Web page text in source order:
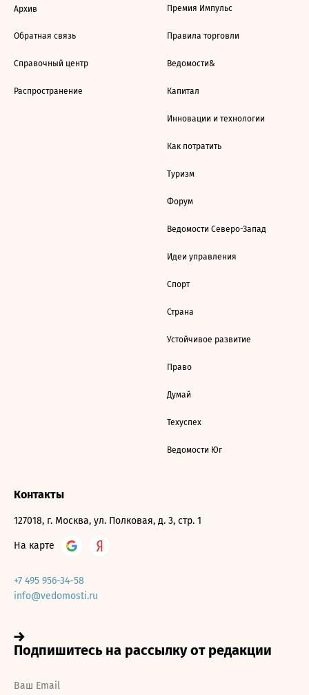
Архив
Обратная связь
Справочный центр
Распространение
Премия Импульс
Правила торговли
Ведомости&
Капитал
Инновации и технологии
Как потратить
Туризм
Форум
Ведомости Северо-Запад
Идеи управления
Спорт
Страна
Устойчивое развитие
Право
Думай
Техуспех
Ведомости Юг
Контакты
127018, г. Москва, ул. Полковая, д. 3, стр. 1
На карте
+7 495 956-34-58
info@vedomosti.ru